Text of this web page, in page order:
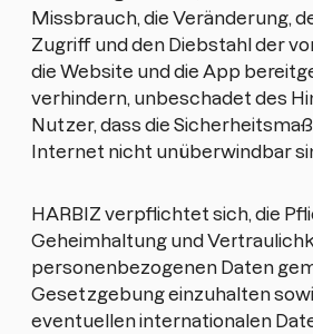
Missbrauch, die Veränderung,
Zugriff und den Diebstahl der
die Website und die App
verhindern, unbeschadet des
Nutzer, dass die
Internet nicht unüberwindbar
HARBIZ verpflichtet sich, die
Geheimhaltung und
personenbezogenen Daten
Gesetzgebung einzuhalten
eventuellen internationalen